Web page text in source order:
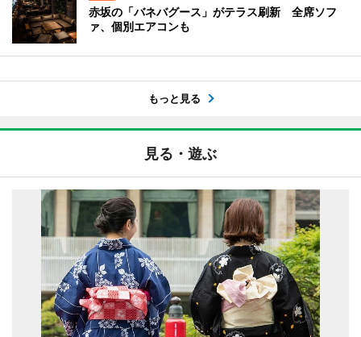
赤坂の「バネバグース」がテラス刷新 全席ソフ
ァ、個別エアコンも
もっと見る
見る・遊ぶ